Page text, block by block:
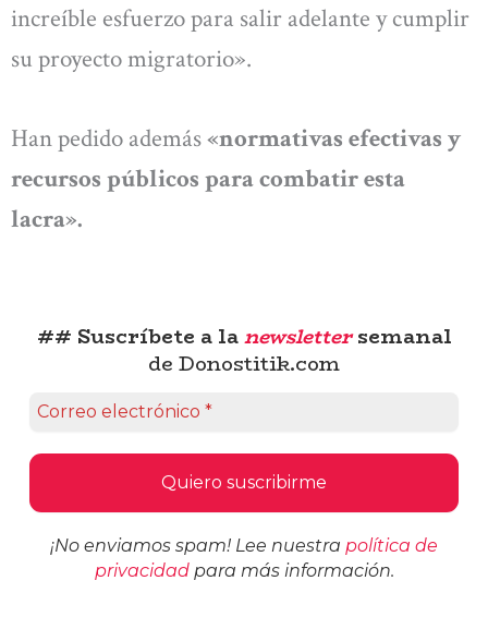
increíble esfuerzo para salir adelante y cumplir
su proyecto migratorio».
Han pedido además«normativas efectivas y
recursos públicos para combatir esta
lacra».
## Suscríbete a lanewslettersemanal
de Donostitik.com
¡No enviamos spam! Lee nuestra política de
privacidadpara más información.